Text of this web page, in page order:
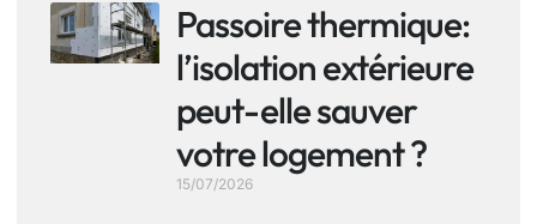
Passoire thermique:
l’isolation extérieure
peut-elle sauver
votre logement ?
15/07/2026